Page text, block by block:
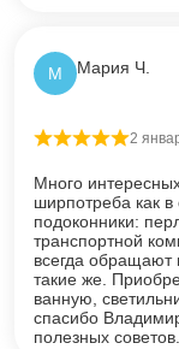
М Мария Ч.
Оценка5из
2
Много
ширпотреба как
подоконники:
транспортной
всегда обращают
такие же.
ванную,
спасибо
полезных советов.